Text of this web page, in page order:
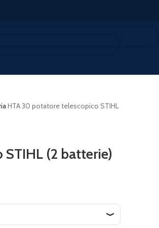
HTA 30 potatore telescopico STIHL
(2 batterie)